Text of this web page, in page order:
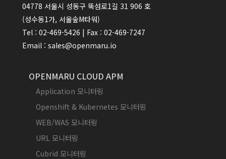
04778 서울시 성동구 뚝섬로1길 31 906 호
(성수동1가, 서울숲M타워)
Tel : 02-469-5426 | Fax : 02-469-7247
Email : sales@openmaru.io
OPENMARU CLOUD APM
Application 모니터링
Openshift & Kubernetes 모니터링
WEB/WAS 모니터링
URL 모니터링
Cubrid 모니터링